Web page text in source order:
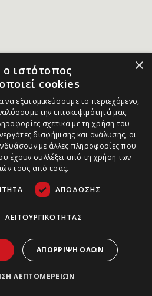
×
ο ιστότοπος
cookies
εξατομικεύσουμε το περιεχόμενο,
την επισκεψιμότητά μας.
σχετικά με τη χρήση του
διαφήμισης και ανάλυσης, οι
με άλλες πληροφορίες που
έχουν συλλέξει από τη χρήση των
τους από εσάς.
ΑΠΌΔΟΣΗΣ
ΛΕΙΤΟΥΡΓΙΚΌΤΗΤΑΣ
ΑΠΌΡΡΙΨΗ ΌΛΩΝ
ΛΕΠΤΟΜΕΡΕΙΏΝ